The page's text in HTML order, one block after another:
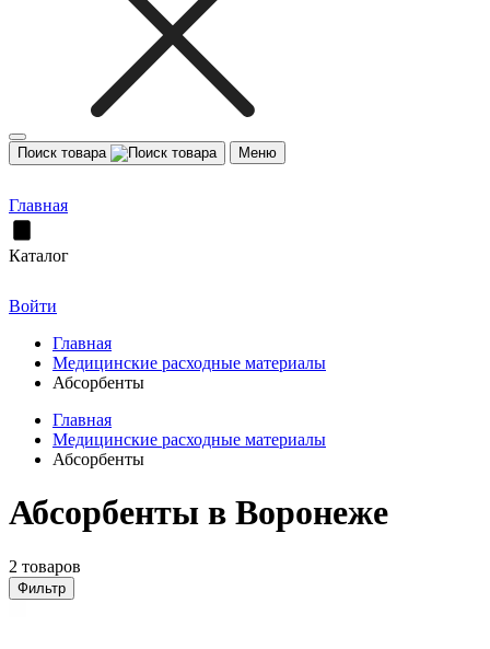
Поиск товара Меню
Главная
Каталог
Войти
Главная
Медицинские расходные материалы
Абсорбенты
Главная
Медицинские расходные материалы
Абсорбенты
Абсорбенты в Воронеже
2 товаров
Фильтр